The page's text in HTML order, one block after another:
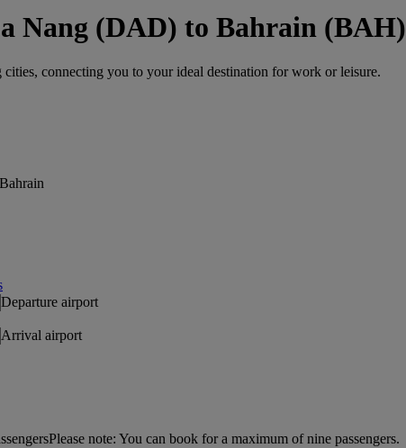
Nang (DAD) to Bahrain (BAH)
connecting you to your ideal destination for work or leisure.
Departure airport
Arrival airport
Please note: You can book for a maximum of nine passengers.